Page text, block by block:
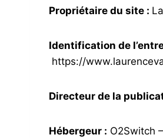
Propriétaire du site :
Identification de
https://
Directeur de la
Hébergeur : O2Switch